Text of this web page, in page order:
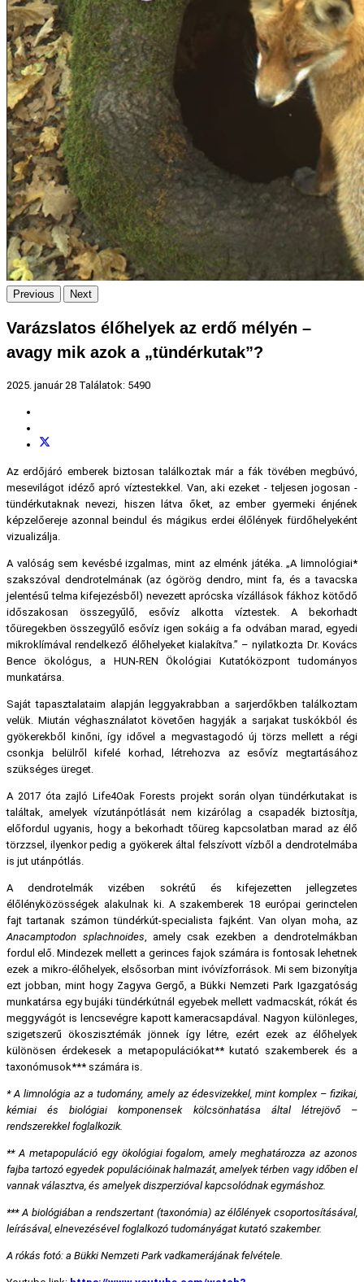
Previous Next
Varázslatos élőhelyek az erdő mélyén –
avagy mik azok a „tündérkutak”?
2025. január 28 Találatok: 5490
Az erdőjáró emberek biztosan találkoztak már a fák tövében megbúvó,
mesevilágot idéző apró víztestekkel. Van, aki ezeket - teljesen jogosan -
tündérkutaknak nevezi, hiszen látva őket, az ember gyermeki énjének
képzelőereje azonnal beindul és mágikus erdei élőlények fürdőhelyeként
vizualizálja.
A valóság sem kevésbé izgalmas, mint az elménk játéka. „A limnológiai*
szakszóval dendrotelmának (az ógörög dendro, mint fa, és a tavacska
jelentésű telma kifejezésből) nevezett aprócska vízállások fákhoz kötődő
időszakosan összegyűlő, esővíz alkotta víztestek. A bekorhadt
tőüregekben összegyűlő esővíz igen sokáig a fa odvában marad, egyedi
mikroklímával rendelkező élőhelyeket kialakítva.” – nyilatkozta Dr. Kovács
Bence ökológus, a HUN-REN Ökológiai Kutatóközpont tudományos
munkatársa.
Saját tapasztalataim alapján leggyakrabban a sarjerdőkben találkoztam
velük. Miután véghasználatot követően hagyják a sarjakat tuskókból és
gyökerekből kinőni, így idővel a megvastagodó új törzs mellett a régi
csonkja belülről kifelé korhad, létrehozva az esővíz megtartásához
szükséges üreget.
A 2017 óta zajló Life4Oak Forests projekt során olyan tündérkutakat is
találtak, amelyek vízutánpótlását nem kizárólag a csapadék biztosítja,
előfordul ugyanis, hogy a bekorhadt tőüreg kapcsolatban marad az élő
törzzsel, ilyenkor pedig a gyökerek által felszívott vízből a dendrotelmába
is jut utánpótlás.
A dendrotelmák vizében sokrétű és kifejezetten jellegzetes
élőlényközösségek alakulnak ki. A szakemberek 18 európai gerinctelen
fajt tartanak számon tündérkút-specialista fajként. Van olyan moha, az
Anacamptodon splachnoides, amely csak ezekben a dendrotelmákban
fordul elő. Mindezek mellett a gerinces fajok számára is fontosak lehetnek
ezek a mikro-élőhelyek, elsősorban mint ivóvízforrások. Mi sem bizonyítja
ezt jobban, mint hogy Zagyva Gergő, a Bükki Nemzeti Park Igazgatóság
munkatársa egy bujáki tündérkútnál egyebek mellett vadmacskát, rókát és
meggyvágót is lencsevégre kapott kameracsapdával. Nagyon különleges,
szigetszerű ökoszisztémák jönnek így létre, ezért ezek az élőhelyek
különösen érdekesek a metapopulációkat** kutató szakemberek és a
taxonómusok*** számára is.
* A limnológia az a tudomány, amely az édesvizekkel, mint komplex – fizikai,
kémiai és biológiai komponensek kölcsönhatása által létrejövő –
rendszerekkel foglalkozik.
** A metapopuláció egy ökológiai fogalom, amely meghatározza az azonos
fajba tartozó egyedek populációinak halmazát, amelyek térben vagy időben el
vannak választva, és amelyek diszperzióval kapcsolódnak egymáshoz.
*** A biológiában a rendszertant (taxonómia) az élőlények csoportosításával,
leírásával, elnevezésével foglalkozó tudományágat kutató szakember.
A rókás fotó: a Bükki Nemzeti Park vadkamerájának felvétele.